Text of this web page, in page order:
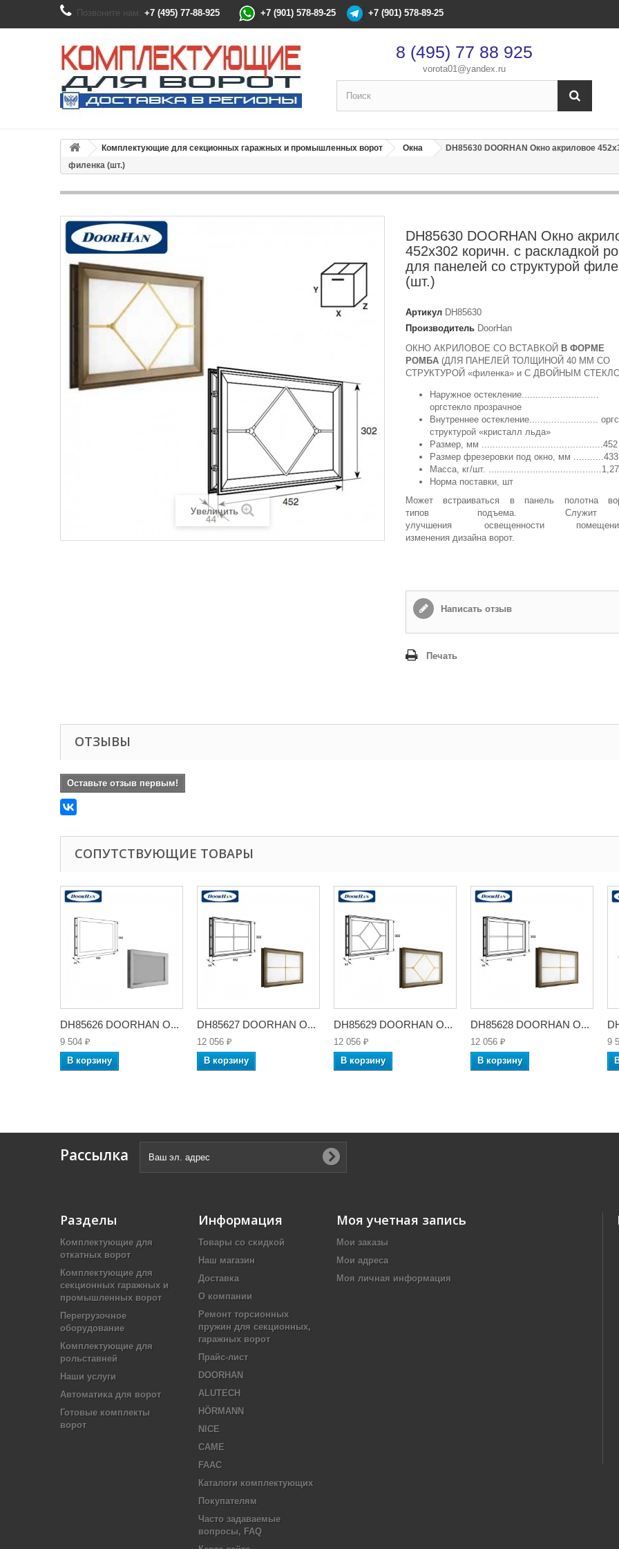
Позвоните нам: +7 (495) 77-88-925 +7 (901) 578-89-25 +7 (901) 578-89-25
8 (495) 77 88 925
vorota01@yandex.ru
Комплектующие для секционных гаражных и промышленных ворот Окна
DH85630 DOORHAN Окно акриловое
филенка (шт.)
Увеличить
DH85630 DOORHAN Окно
452х302 коричн. с раскладкой
для панелей со структурой
(шт.)
Артикул DH85630
Производитель DoorHan
ОКНО АКРИЛОВОЕ СО ВСТАВКОЙ В ФОРМЕ
РОМБА (ДЛЯ ПАНЕЛЕЙ ТОЛЩИНОЙ 40 ММ СО
СТРУКТУРОЙ «филенка» и С ДВОЙНЫМ
Наружное остекление............................
оргстекло прозрачное
Внутреннее остекление.........................
структурой «кристалл льда»
Размер, мм ............................................452
Размер фрезеровки под окно, мм
Масса, кг/шт.
Норма поставки, шт
Может встраиваться в панель полотна
типов подъема.
улучшения освещенности
изменения дизайна ворот.
Написать отзыв
Печать
ОТЗЫВЫ
Оставьте отзыв первым!
СОПУТСТВУЮЩИЕ ТОВАРЫ
DH85626 DOORHAN О...
9 504 ₽
В корзину
DH85627 DOORHAN О...
12 056 ₽
В корзину
DH85629 DOORHAN О...
12 056 ₽
В корзину
DH85628 DOORHAN О...
12 056 ₽
В корзину
9
Рассылка
Разделы
Комплектующие для
откатных ворот
Комплектующие для
секционных гаражных и
промышленных ворот
Перегрузочное
оборудование
Комплектующие для
рольставней
Наши услуги
Автоматика для ворот
Готовые комплекты
ворот
Информация
Товары со скидкой
Наш магазин
Доставка
О компании
Ремонт торсионных
пружин для секционных,
гаражных ворот
Прайс-лист
DOORHAN
ALUTECH
HÖRMANN
NICE
CAME
FAAC
Каталоги комплектующих
Покупателям
Часто задаваемые
вопросы, FAQ
Моя учетная запись
Мои заказы
Мои адреса
Моя личная информация
Телефон
Email
Способ доставки*
Самовывоз
Время доставки: стоимость доставки по тарифам СДЭК
оплачивается при получении
Адрес если нужен
Способ оплаты
Наличными или банковской картой (в офисе компании при получении)